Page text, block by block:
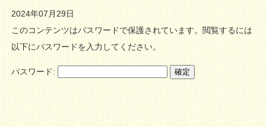
2024年07月29日
このコンテンツはパスワードで保護されています。閲覧するには
以下にパスワードを入力してください。
パスワード: